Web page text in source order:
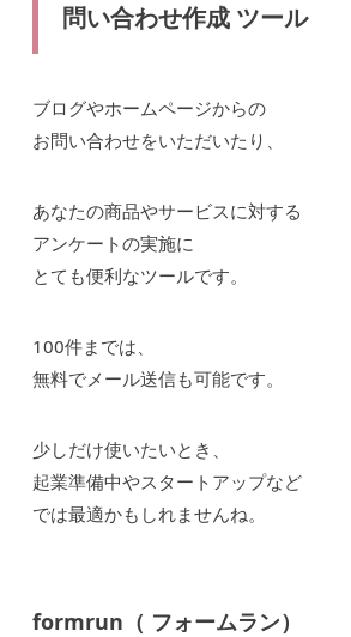
問い合わせ作成 ツール
ブログやホームページからの
お問い合わせをいただいたり、
あなたの商品やサービスに対する
アンケートの実施に
とても便利なツールです。
100件までは、
無料でメール送信も可能です。
少しだけ使いたいとき、
起業準備中やスタートアップなど
では最適かもしれませんね。
formrun（ フォームラン）